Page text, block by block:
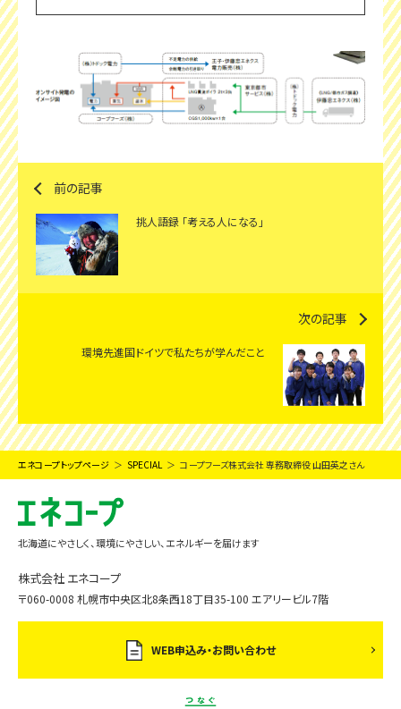
前の記事
挑人語録 「考える人になる」
次の記事
環境先進国ドイツで私たちが学んだこと
エネコープトップページ SPECIAL コープフーズ株式会社 専務取締役 山田英之さん
北海道にやさしく、環境にやさしい、エネルギーを届けます
株式会社 エネコープ
〒060-0008 札幌市中央区北8条西18丁目35-100 エアリービル7階
WEB申込み・お問い合わせ